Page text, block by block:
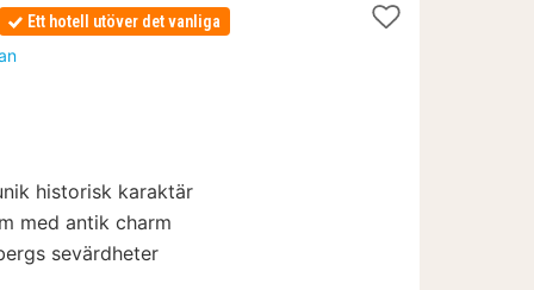
Ett hotell utöver det vanliga
historisk karaktär
med antik charm
sevärdheter